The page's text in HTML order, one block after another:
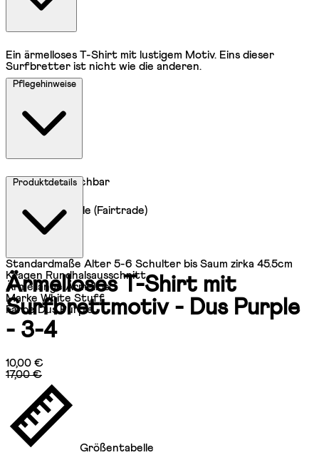
Ein ärmelloses T-Shirt mit lustigem Motiv. Eins dieser
Surfbretter ist nicht wie die anderen.
Pflegehinweise
Maschinenwaschbar
100 % Baumwolle (Fairtrade)
Produktdetails
Standardmaße Alter 5-6 Schulter bis Saum zirka 45.5cm
Kragen Rundhalsausschnitt
Ärmellänge Ärmellos
Marke White Stuff
Farbe Dus Purple
Ärmelloses T-Shirt mit
Surfbrettmotiv - Dus Purple
- 3-4
Aktueller Preis: 10,00 €.
10,00 €
17,00 €
Größentabelle